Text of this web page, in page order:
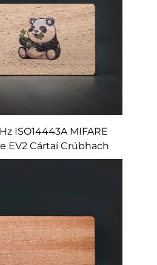
ISO14443A MIFARE
EV2 Cártaí Crúbhach
Rialála Rochtana